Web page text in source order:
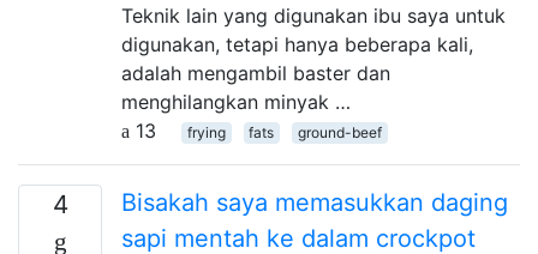
Teknik lain yang digunakan ibu saya untuk
digunakan, tetapi hanya beberapa kali,
adalah mengambil baster dan
menghilangkan minyak …
13
frying fats ground-beef
4
Bisakah saya memasukkan daging
sapi mentah ke dalam crockpot